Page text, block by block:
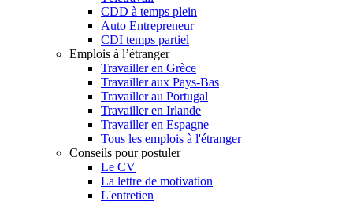
CDD à temps plein
Auto Entrepreneur
CDI temps partiel
Emplois à l’étranger
Travailler en Grèce
Travailler aux Pays-Bas
Travailler au Portugal
Travailler en Irlande
Travailler en Espagne
Tous les emplois à l'étranger
Conseils pour postuler
Le CV
La lettre de motivation
L'entretien